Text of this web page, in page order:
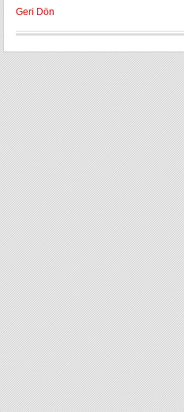
Geri Dön